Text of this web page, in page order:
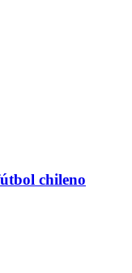
chileno